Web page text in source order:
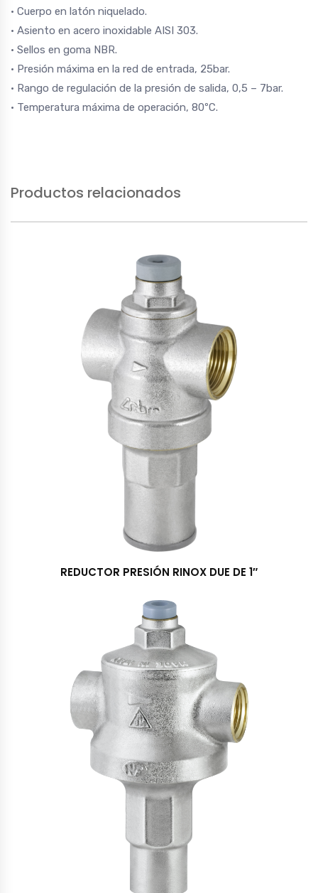
• Cuerpo en latón niquelado.
• Asiento en acero inoxidable AISI 303.
• Sellos en goma NBR.
• Presión máxima en la red de entrada, 25bar.
• Rango de regulación de la presión de salida, 0,5 – 7bar.
• Temperatura máxima de operación, 80ºC.
Productos relacionados
REDUCTOR PRESIÓN RINOX DUE DE 1″